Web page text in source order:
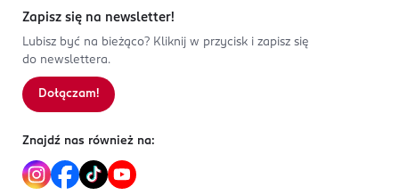
Zapisz się na newsletter!
Lubisz być na bieżąco? Kliknij w przycisk i zapisz się
do newslettera.
Dołączam!
Znajdź nas również na: